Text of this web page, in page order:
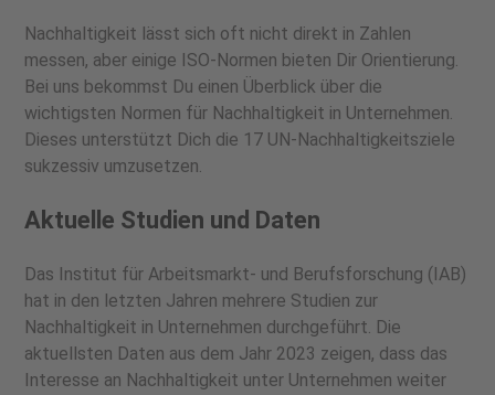
Nachhaltigkeit lässt sich oft nicht direkt in Zahlen
messen, aber einige ISO-Normen bieten Dir Orientierung.
Bei uns bekommst Du einen Überblick über die
wichtigsten Normen für Nachhaltigkeit in Unternehmen.
Dieses unterstützt Dich die 17 UN-Nachhaltigkeitsziele
sukzessiv umzusetzen.
Aktuelle Studien und Daten
Das Institut für Arbeitsmarkt- und Berufsforschung (IAB)
hat in den letzten Jahren mehrere Studien zur
Nachhaltigkeit in Unternehmen durchgeführt. Die
aktuellsten Daten aus dem Jahr 2023 zeigen, dass das
Interesse an Nachhaltigkeit unter Unternehmen weiter